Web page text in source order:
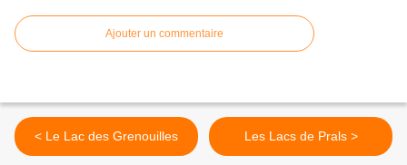
Ajouter un commentaire
< Le Lac des Grenouilles Les Lacs de Prals >